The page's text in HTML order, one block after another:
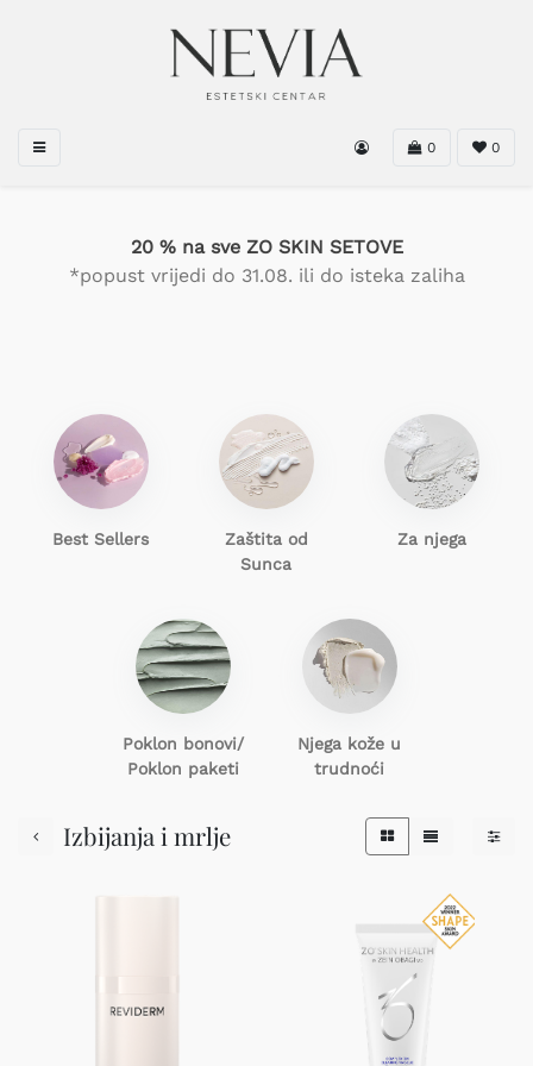
0 0
20 % na sve ZO SKIN SETOVE
*popust vrijedi do 31.08. ili do isteka zaliha
Best Sellers
Zaštita od
Sunca
Za njega
Poklon bonovi/
Poklon paketi
Njega kože u
trudnoći
Izbijanja i mrlje